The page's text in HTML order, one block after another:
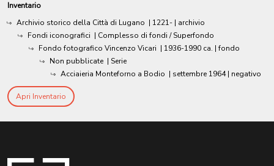
Inventario
Archivio storico della Città di Lugano | 1221- | archivio
Fondi iconografici | Complesso di fondi / Superfondo
Fondo fotografico Vincenzo Vicari | 1936-1990 ca. | fondo
Non pubblicate | Serie
Acciaieria Monteforno a Bodio | settembre 1964 | negativo
Apri Inventario